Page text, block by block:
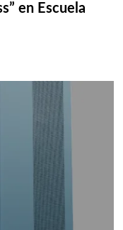
en Escuela